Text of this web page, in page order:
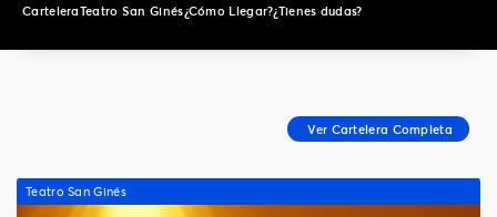
CarteleraTeatro San Ginés¿Cómo Llegar?¿Tienes dudas?
Teatro San Ginés